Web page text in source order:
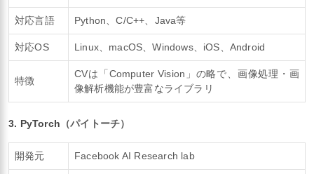
対応言語 Python、C/C++、Java等
対応OS Linux、macOS、Windows、iOS、Android
特徴
CVは「Computer Vision」の略で、画像処理・画
像解析機能が豊富なライブラリ
3. PyTorch （パイトーチ）
開発元 Facebook AI Research lab